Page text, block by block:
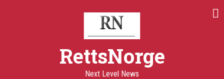
RettsNorge
Next Level News